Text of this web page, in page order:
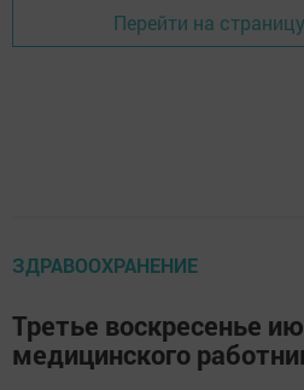
Перейти на
ЗДРАВООХРАНЕНИЕ
Третье воскресенье
медицинского